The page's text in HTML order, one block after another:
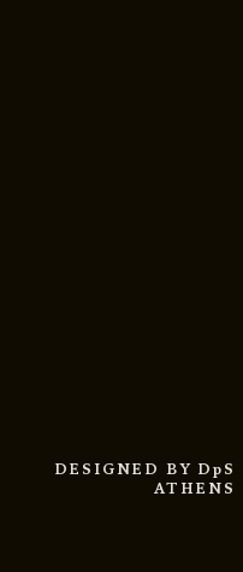
DESIGNED BY DpS
ATHENS